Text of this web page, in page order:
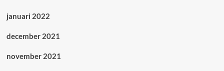
januari 2022
december 2021
november 2021